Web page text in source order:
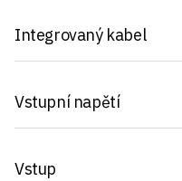
Integrovaný kabel
Vstupní napětí
Vstup